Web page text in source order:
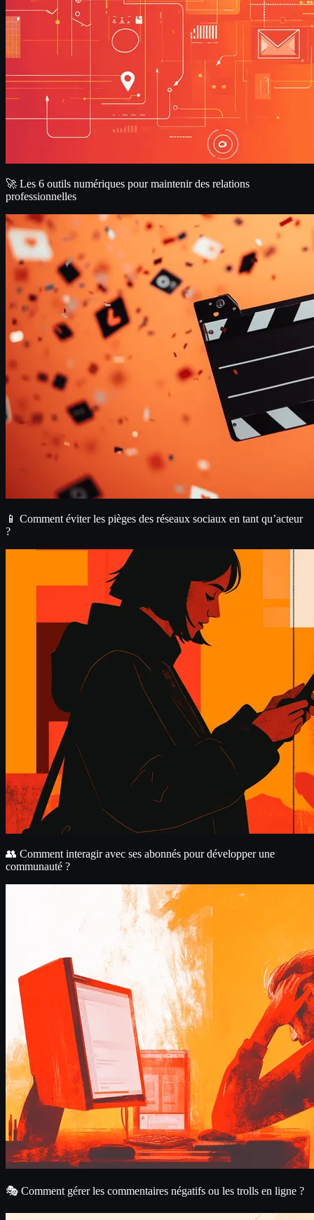
🚀 Les 6 outils numériques pour maintenir des relations
professionnelles
📱 Comment éviter les pièges des réseaux sociaux en tant qu’acteur
?
👥 Comment interagir avec ses abonnés pour développer une
communauté ?
🎭 Comment gérer les commentaires négatifs ou les trolls en ligne ?